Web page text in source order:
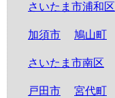
さいたま市浦和区
加須市 鳩山町
さいたま市南区
戸田市 宮代町